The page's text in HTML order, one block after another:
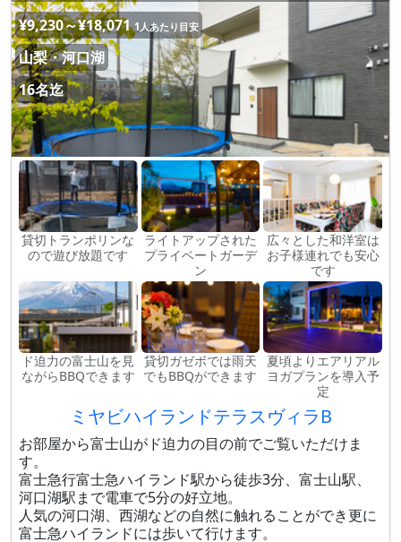
¥9,230～¥18,071 1人あたり目安
山梨・河口湖
16名迄
貸切トランポリンな
ので遊び放題です
ライトアップされた
プライベートガーデ
ン
広々とした和洋室は
お子様連れでも安心
です
ド迫力の富士山を見
ながらBBQできます
貸切ガゼボでは雨天
でもBBQができます
夏頃よりエアリアル
ヨガプランを導入予
定
ミヤビハイランドテラスヴィラB
お部屋から富士山がド迫力の目の前でご覧いただけま
す。
富士急行富士急ハイランド駅から徒歩3分、富士山駅、
河口湖駅まで電車で5分の好立地。
人気の河口湖、西湖などの自然に触れることができ更に
富士急ハイランドには歩いて行けます。